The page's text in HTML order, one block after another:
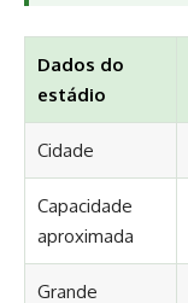
Dados do
estádio
Cidade
Capacidade
aproximada
Grande